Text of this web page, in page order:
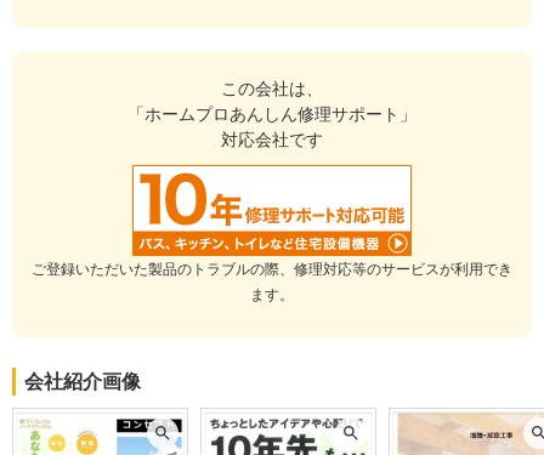
いです。二世帯住宅でしたので決め事も多くその都度ご相談しなが
ら進められた事も満足のいくお家ができたなと思っています。
ありがとうございました！
この会社に決めた理由
この度は半年間の大規模リフォームをありがとうございました。大
規模でしたので社長さんと息子さんがお家をみにきてくださりリフ
ォームの構想を練りましたが、とても親身になって考えてくださり
第一印象からお願いしたいな、と思える工務店さんでした。
そして、私たちの希望を叶えてもらえるかな、と思ったからです。
リフォーム会社からの返答
最高のご評価をいただき、誠にありがとうございます。
約半年というとても長い工期でしたが、お客様、並びにご家族の皆
この会社は、
「ホームプロあんしん修理サポート」
対応会社です
ご登録いただいた製品のトラブルの際、修理対応等のサービスが利用でき
ます。
会社紹介画像